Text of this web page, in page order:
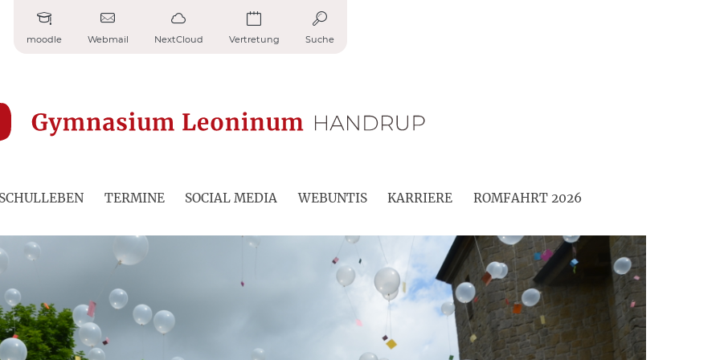
moodle Webmail NextCloud Vertretung Suche
SCHULLEBEN TERMINE SOCIAL MEDIA WEBUNTIS KARRIERE ROMFAHRT 2026